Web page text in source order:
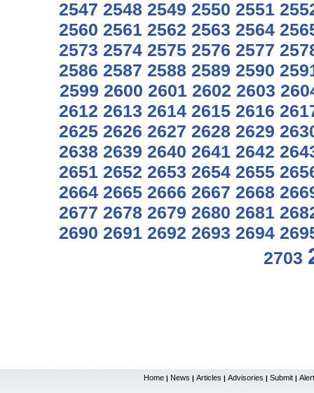
2547 2548 2549 2550 2551
2560 2561 2562 2563 2564
2573 2574 2575 2576 2577
2586 2587 2588 2589 2590
2599 2600 2601 2602 2603
2612 2613 2614 2615 2616
2625 2626 2627 2628 2629
2638 2639 2640 2641 2642
2651 2652 2653 2654 2655
2664 2665 2666 2667 2668
2677 2678 2679 2680 2681
2690 2691 2692 2693 2694
2703
Home | News | Articles | Advisories | Submit |